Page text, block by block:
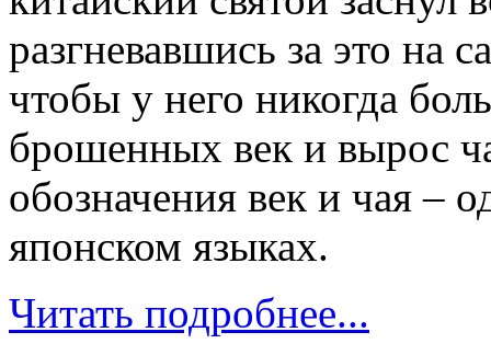
разгневавшись за это на
чтобы у него никогда
брошенных век и вырос
обозначения век и чая –
японском языках.
Читать подробнее...